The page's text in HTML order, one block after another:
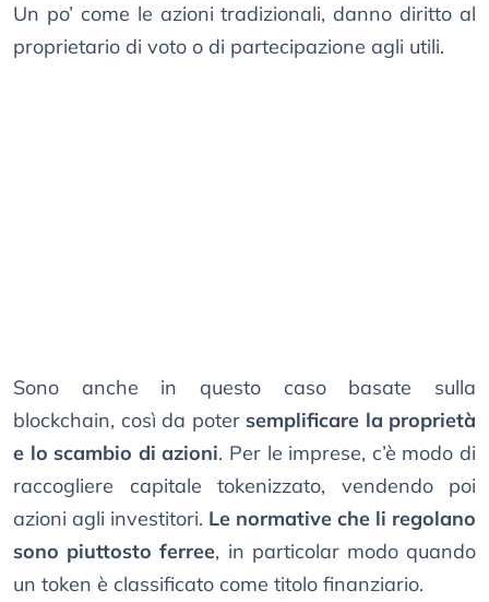
Un po’ come le azioni tradizionali, danno diritto al
proprietario di voto o di partecipazione agli utili.
Sono anche in questo caso basate sulla
blockchain, così da poter semplificare la proprietà
e lo scambio di azioni. Per le imprese, c’è modo di
raccogliere capitale tokenizzato, vendendo poi
azioni agli investitori. Le normative che li regolano
sono piuttosto ferree, in particolar modo quando
un token è classificato come titolo finanziario.